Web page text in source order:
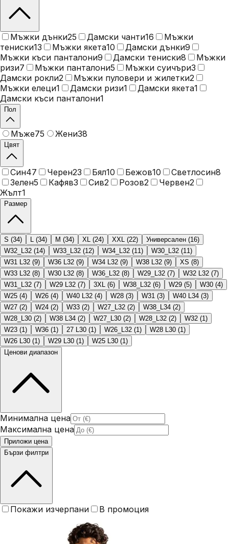
Мъжки дънки25 Дамски чанти16
Мъжки
тениски13 Мъжки якета10 Дамски дънки9
Мъжки къси панталони9 Дамски тениски8
Мъжки
ризи7 Мъжки панталони5 Мъжки суичъри3
Дамски рокли2 Мъжки пуловери и жилетки2
Мъжки елеци1 Дамски ризи1 Дамски якета1
Дамски къси панталони1
Пол
Мъже75 Жени38
Цвят
Син47 Черен23 Бял10 Бежов10 Светлосин8
Зелен5 Кафяв3 Сив2 Розов2 Червен2
Жълт1
Размер
S (34) L (34) M (34) XL (24) XXL (22) Универсален (16)
W32_L32 (14) W33_L32 (12) W34_L32 (11) W30_L32 (11)
W31 L32 (9) W36 L32 (9) W34 L32 (9) W38 L32 (9) XS (8)
W33 L32 (8) W30 L32 (8) W36_L32 (8) W29_L32 (7) W32 L32 (7)
W31_L32 (7) W29 L32 (7) 3XL (6) W38_L32 (6) W29 (5) W30 (4)
W25 (4) W26 (4) W40 L32 (4) W28 (3) W31 (3) W40 L34 (3)
W27 (2) W24 (2) W33 (2) W27_L32 (2) W38_L34 (2)
W28_L30 (2) W38 L34 (2) W27_L30 (2) W28_L32 (2) W32 (1)
W23 (1) W36 (1) 27 L30 (1) W26_L32 (1) W28 L30 (1)
W26 L30 (1) W29 L30 (1) W25 L30 (1)
Ценови диапазон
Минимална цена
Максимална цена
Приложи цена
Бързи филтри
Покажи изчерпани В промоция